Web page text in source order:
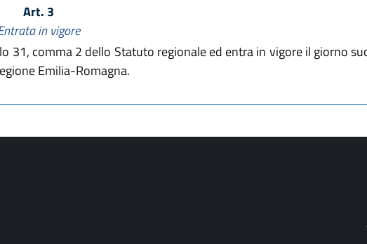
Art. 3
in vigore
31, comma 2 dello Statuto regionale ed entra in vigore il giorno
Emilia-Romagna.